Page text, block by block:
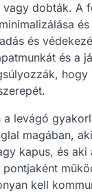
dobták. A
és
és a
hogy
levágó
magában,
kapus, és aki
kell